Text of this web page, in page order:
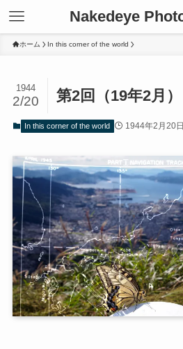
Nakedeye
ホーム In this corner of the world
第2回（19年2月）
1944
2/20
In this corner of the world 1944年2月20日